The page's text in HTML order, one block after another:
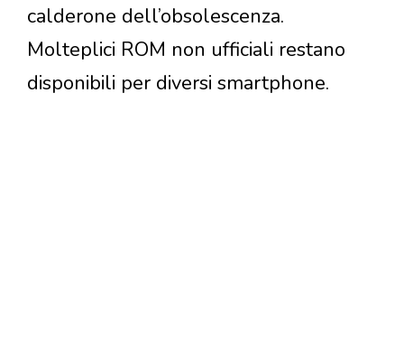
calderone dell’obsolescenza.
Molteplici ROM non ufficiali restano
disponibili per diversi smartphone.